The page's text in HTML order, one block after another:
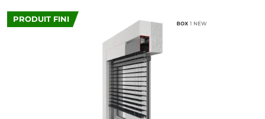
PRODUIT FINI